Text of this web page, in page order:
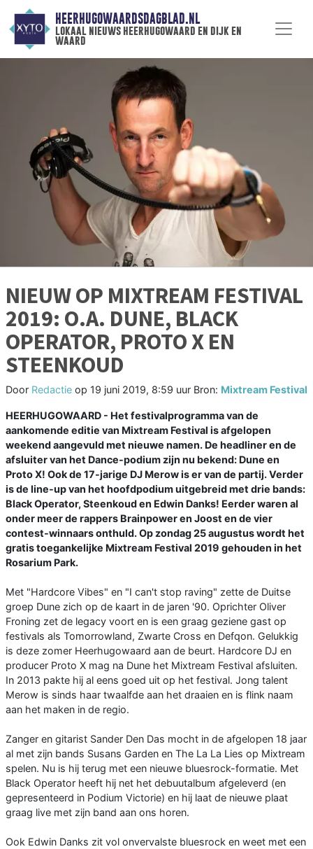
HEERHUGOWAARDSDAGBLAD.NL
lokaal nieuws heerhugowaard en dijk en
waard
NIEUW OP MIXTREAM FESTIVAL
2019: O.A. DUNE, BLACK
OPERATOR, PROTO X EN
STEENKOUD
Door Redactie op 19 juni 2019, 8:59 uur Bron: Mixtream Festival
HEERHUGOWAARD - Het festivalprogramma van de
aankomende editie van Mixtream Festival is afgelopen
weekend aangevuld met nieuwe namen. De headliner en de
afsluiter van het Dance-podium zijn nu bekend: Dune en
Proto X! Ook de 17-jarige DJ Merow is er van de partij. Verder
is de line-up van het hoofdpodium uitgebreid met drie bands:
Black Operator, Steenkoud en Edwin Danks! Eerder waren al
onder meer de rappers Brainpower en Joost en de vier
contest-winnaars onthuld. Op zondag 25 augustus wordt het
gratis toegankelijke Mixtream Festival 2019 gehouden in het
Rosarium Park.
Met "Hardcore Vibes" en "I can't stop raving" zette de Duitse
groep Dune zich op de kaart in de jaren '90. Oprichter Oliver
Froning zet de legacy voort en is een graag geziene gast op
festivals als Tomorrowland, Zwarte Cross en Defqon. Gelukkig
is deze zomer Heerhugowaard aan de beurt. Hardcore DJ en
producer Proto X mag na Dune het Mixtream Festival afsluiten.
In 2013 pakte hij al eens goed uit op het festival. Jong talent
Merow is sinds haar twaalfde aan het draaien en is flink naam
aan het maken in de regio.
Zanger en gitarist Sander Den Das mocht in de afgelopen 18 jaar
al met zijn bands Susans Garden en The La La Lies op Mixtream
spelen. Nu is hij terug met een nieuwe bluesrock-formatie. Met
Black Operator heeft hij net het debuutalbum afgeleverd (en
gepresenteerd in Podium Victorie) en hij laat de nieuwe plaat
graag live met zijn band aan ons horen.
Ook Edwin Danks zit vol onvervalste bluesrock en weet met een